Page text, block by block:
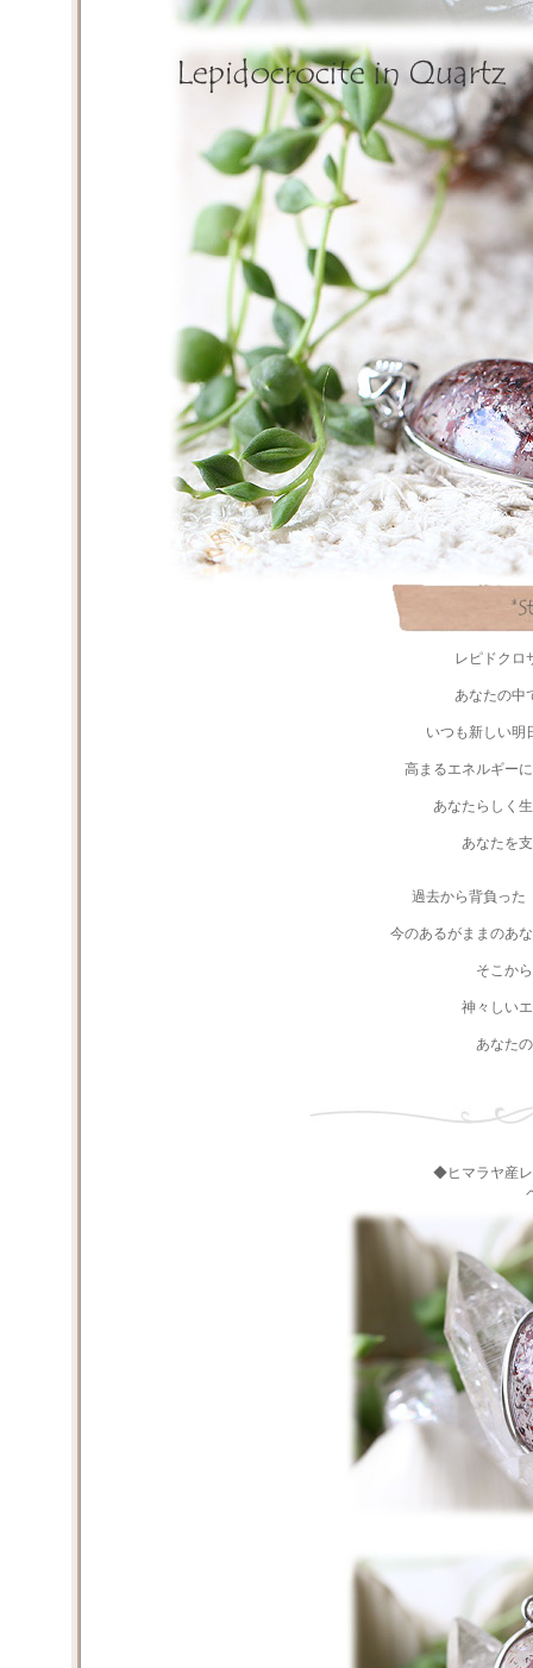
レピドク
あなたの中
いつも新しい
高まるエネルギー
あなたらしく
あなたを
過去から背負っ
今のあるがままのあ
そこか
神々しい
あなた
◆ヒマラヤ産